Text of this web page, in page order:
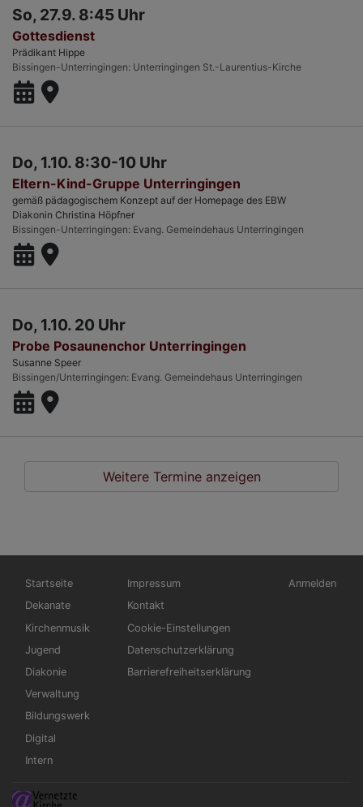
So, 27.9. 8:45 Uhr
Gottesdienst
Prädikant Hippe
Bissingen-Unterringingen Unterringingen St.-Laurentius-Kirche
Do, 1.10. 8:30-10 Uhr
Eltern-Kind-Gruppe Unterringingen
gemäß pädagogischem Konzept auf der Homepage des EBW
Diakonin Christina Höpfner
Bissingen-Unterringingen Evang. Gemeindehaus Unterringingen
Do, 1.10. 20 Uhr
Probe Posaunenchor Unterringingen
Susanne Speer
Bissingen/Unterringingen Evang. Gemeindehaus Unterringingen
Weitere Termine anzeigen
Hauptnavigation
Startseite
Dekanate
Kirchenmusik
Jugend
Diakonie
Verwaltung
Bildungswerk
Digital
Intern
Fußbereichsmenü
Impressum
Kontakt
Cookie-Einstellungen
Datenschutzerklärung
Barrierefreiheitserklärung
Anmelden